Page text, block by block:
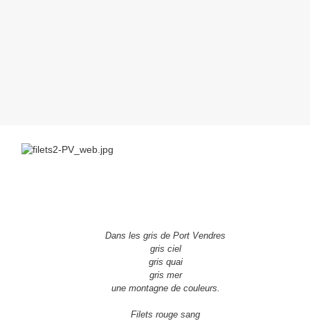
Dans les gris de Port Vendres
gris ciel
gris quai
gris mer
une montagne de couleurs.
Filets rouge sang